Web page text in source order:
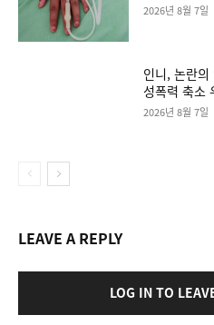
2026년 8월 7일
인니, 논란
성폭력 축소
2026년 8월 7일
LEAVE A REPLY
LOG IN TO